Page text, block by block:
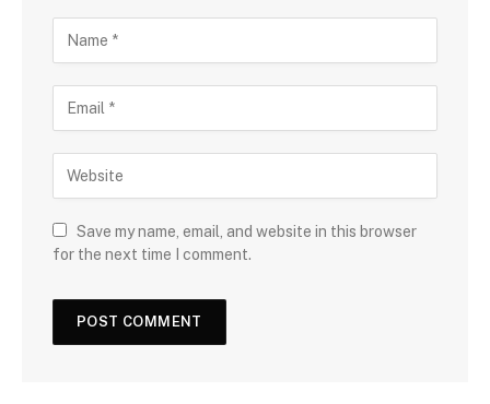
Save my name, email, and website in this browser
for the next time I comment.